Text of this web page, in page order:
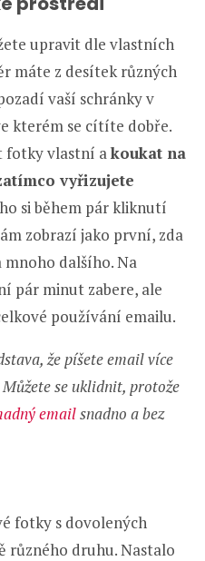
upravit dle vlastních
máte z desítek různých
vaší schránky v
kterém se cítíte dobře.
fotky vlastní akoukat na
vyřizujete
si během pár kliknutí
zobrazí jako první, zda
mnoho dalšího. Na
pár minut zabere, ale
používání emailu.
že píšete email více
se uklidnit, protože
emailsnadno a bez
fotky s dovolených
různého druhu. Nastalo